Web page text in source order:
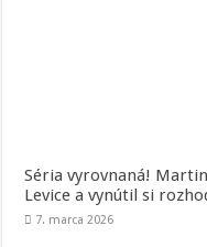
Séria vyrovnaná!
Levice a vynútil si
7. marca 2026